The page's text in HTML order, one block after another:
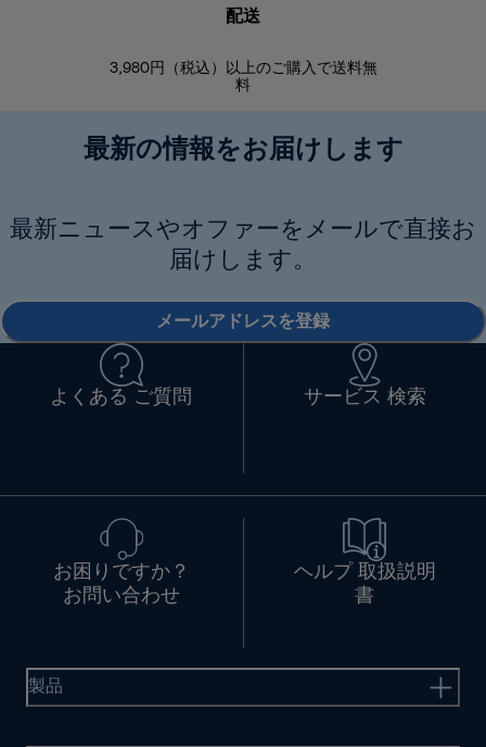
配送
3,980円（税込）以上のご購入で送料無
料
最新の情報をお届けします
最新ニュースやオファーをメールで直接お
届けします。
メールアドレスを登録
よくある ご質問 サービス 検索
お困りですか？
お問い合わせ
ヘルプ 取扱説明
書
製品